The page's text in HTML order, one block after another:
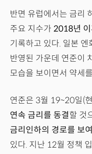
반면 유럽에서는 금리
주요 지수가 2018년 이
기록하고 있다. 일본
반영된 가운데 연준이
모습을 보이면서 약세
연준은 3월 19~20일(
연속 금리를 동결할 것
금리인하의 경로를 보
있다. 지난 12월 정책